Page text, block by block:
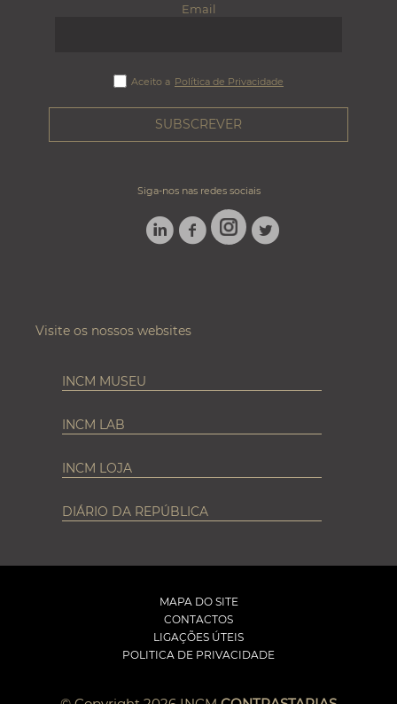
Email
Aceito a Política de Privacidade
Siga-nos nas redes sociais
LINKEDINFACEBOOK
INSTAGRAM
TWITTER
Visite os nossos websites
INCM MUSEU
INCM LAB
INCM LOJA
DIÁRIO DA REPÚBLICA
MAPA DO SITE
CONTACTOS
LIGAÇÕES ÚTEIS
POLITICA DE PRIVACIDADE